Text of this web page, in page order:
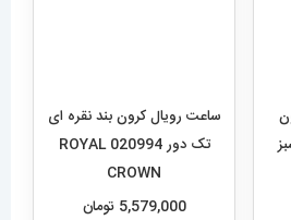
ساعت رویال کرون بند نقره ای
تک دور 020994 ROYAL
CROWN
5,579,000 تومان